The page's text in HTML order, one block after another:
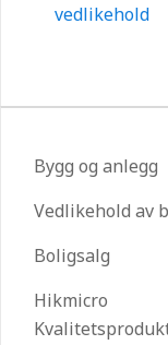
vedlikehold
Bygg og anlegg
Vedlikehold av
Boligsalg
Hikmicro